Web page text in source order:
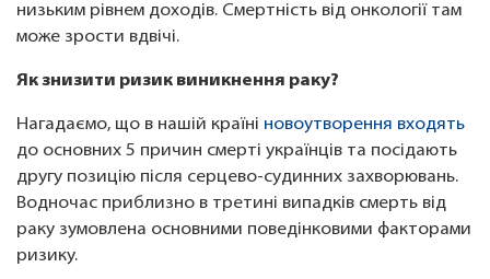
низьким рівнем доходів. Смертність від онкології там
може зрости вдвічі.
Як знизити ризик виникнення раку?
Нагадаємо, що в нашій країні новоутворення входять
до основних 5 причин смерті українців та посідають
другу позицію після серцево-судинних захворювань.
Водночас приблизно в третині випадків смерть від
раку зумовлена основними поведінковими факторами
ризику.